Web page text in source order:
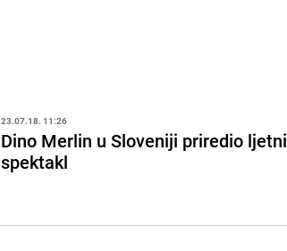
23.07.18. 11:26
Dino Merlin u Sloveniji priredio ljetni
spektakl